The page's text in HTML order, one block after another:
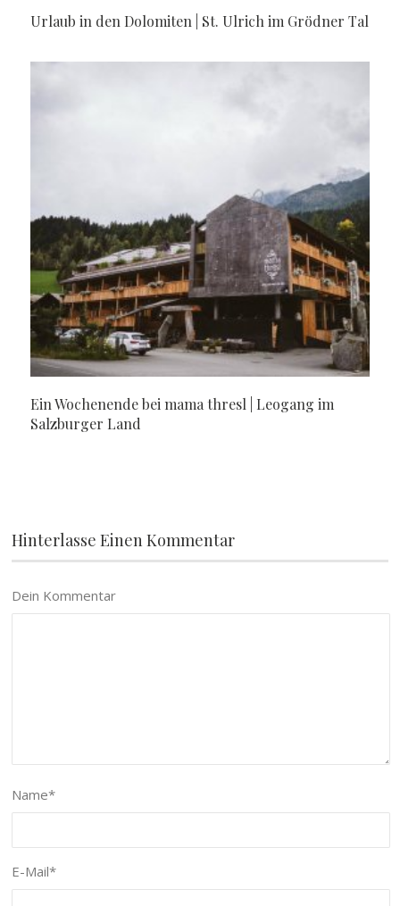
Urlaub in den Dolomiten | St. Ulrich im Grödner Tal
Ein Wochenende bei mama thresl | Leogang im
Salzburger Land
Hinterlasse Einen Kommentar
Dein Kommentar
Name*
E-Mail*